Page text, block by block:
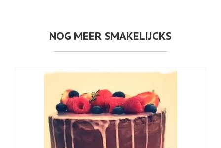
NOG MEER SMAKELIJCKS